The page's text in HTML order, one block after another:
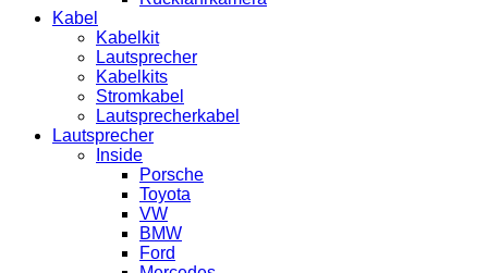
Kabel
Kabelkit
Lautsprecher
Kabelkits
Stromkabel
Lautsprecherkabel
Lautsprecher
Inside
Porsche
Toyota
VW
BMW
Ford